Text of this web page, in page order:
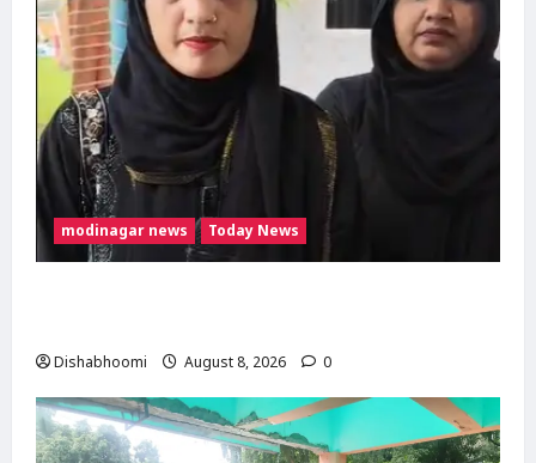
modinagar news Today News
Dishabhoomi August 8, 2026 0